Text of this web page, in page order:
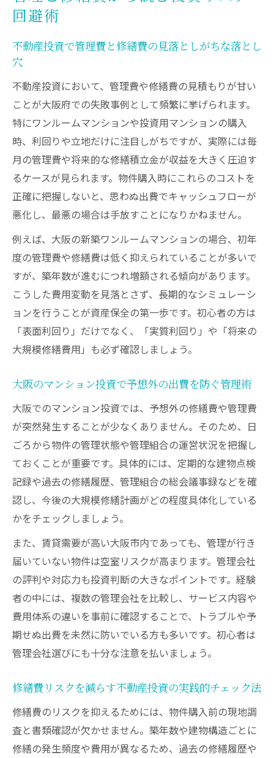
回避術
不動産投資で管理費と修繕費の見落としがちな落とし
穴
不動産投資において、管理費や修繕費の見積もりが甘い
ことが大阪府での失敗事例として頻繁に挙げられます。
特にワンルームマンションや投資用マンションの購入
時、利回りや立地だけに注目しがちですが、実際には毎
月の管理費や将来的な修繕積立金が収益を大きく圧迫す
るケースが見られます。物件購入時にこれらのコストを
正確に把握しないと、思わぬ出費でキャッシュフローが
悪化し、最悪の場合は手放すことになりかねません。
例えば、大阪の新築ワンルームマンションの場合、初年
度の管理費や修繕費は低く抑えられていることが多いで
すが、築年数が進むにつれ増額される傾向があります。
こうした費用変動を見落とさず、長期的なシミュレーシ
ョンを行うことが資産保全の第一歩です。初心者の方は
「表面利回り」だけでなく、「実質利回り」や「将来の
大規模修繕費用」も必ず確認しましょう。
大阪のマンション投資で予想外の出費を防ぐ管理術
大阪でのマンション投資では、予想外の修繕費や管理費
が突然発生することが少なくありません。そのため、日
ごろから物件の管理状態や管理組合の運営状況を把握し
ておくことが重要です。具体的には、定期的な建物点検
記録や過去の修繕履歴、管理組合の総会議事録などを確
認し、今後の大規模修繕計画がどの程度具体化している
かをチェックしましょう。
また、賃貸需要が高い大阪市内であっても、管理が行き
届いていない物件は空室リスクが高まります。管理会社
の評判や対応力も投資判断の大きなポイントです。経験
者の中には、複数の管理会社を比較し、サービス内容や
費用体系の違いを事前に確認することで、トラブルや予
期せぬ出費を未然に防いでいる方も多いです。初心者は
管理会社選びにも十分な注意を払いましょう。
修繕費リスクを減らす不動産投資の実践的チェック法
修繕費のリスクを抑えるためには、物件購入前の現地調
査と書類確認が欠かせません。築年数や建物構造ごとに
修繕の発生頻度や費用が異なるため、過去の修繕履歴や